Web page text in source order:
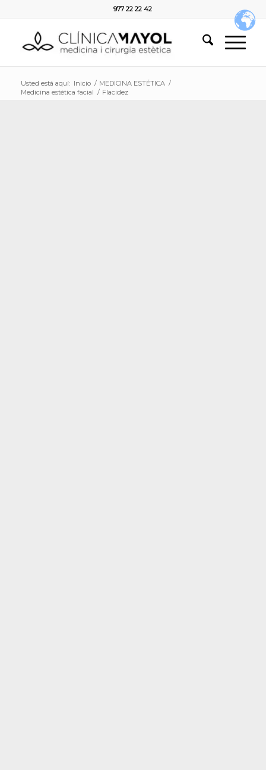
977 22 22 42
Usted está aquí: Inicio / MEDICINA ESTÉTICA /
Medicina estética facial / Flacidez